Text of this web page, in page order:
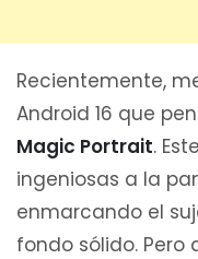
Recientemente,
Android 16 que
Magic Portrait.
ingeniosas a la
enmarcando el
fondo sólido. Pero